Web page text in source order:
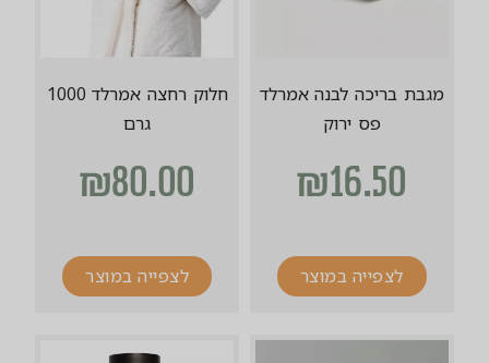
מגבת בריכה לבנה אמרלד
פס ירוק
₪16.50
לצפייה במוצר
חלוק רחצה אמרלד 1000
גרם
₪80.00
לצפייה במוצר